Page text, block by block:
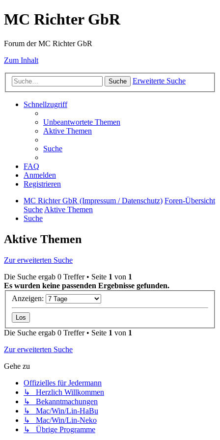
MC Richter GbR
Forum der MC Richter GbR
Zum Inhalt
Suche Erweiterte Suche
Schnellzugriff
Unbeantwortete Themen
Aktive Themen
Suche
FAQ
Anmelden
Registrieren
MC Richter GbR (Impressum / Datenschutz) Foren-Übersicht
SucheAktive Themen
Suche
Aktive Themen
Zur erweiterten Suche
Die Suche ergab 0 Treffer • Seite 1 von 1
Es wurden keine passenden Ergebnisse gefunden.
Anzeigen:
Die Suche ergab 0 Treffer • Seite 1 von 1
Zur erweiterten Suche
Gehe zu
Offizielles für Jedermann
↳ Herzlich Willkommen
↳ Bekanntmachungen
↳ Mac/Win/Lin-HaBu
↳ Mac/Win/Lin-Neko
↳ Übrige Programme